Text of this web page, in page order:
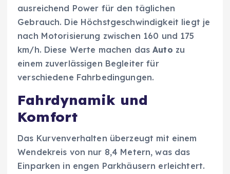
ausreichend Power für den täglichen
Gebrauch. Die Höchstgeschwindigkeit liegt je
nach Motorisierung zwischen 160 und 175
km/h. Diese Werte machen dasAuto zu
einem zuverlässigen Begleiter für
verschiedene Fahrbedingungen.
Fahrdynamik und
Komfort
Das Kurvenverhalten überzeugt mit einem
Wendekreis von nur 8,4 Metern, was das
Einparken in engen Parkhäusern erleichtert.